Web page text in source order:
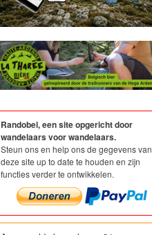
Randobel, een site opgericht door
wandelaars voor wandelaars.
Steun ons en help ons de gegevens van
deze site up to date te houden en zijn
functies verder te ontwikkelen.